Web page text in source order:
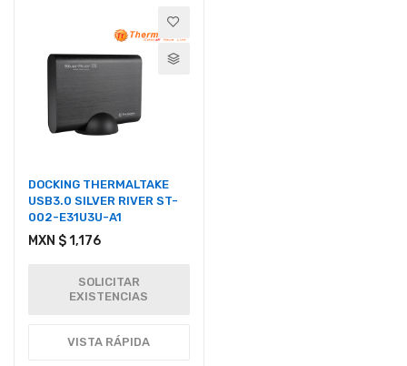
DOCKING THERMALTAKE
USB3.0 SILVER RIVER ST-
002-E31U3U-A1
MXN $ 1,176
SOLICITAR
EXISTENCIAS
VISTA RÁPIDA